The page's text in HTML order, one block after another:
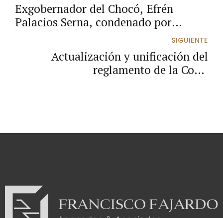
Exgobernador del Chocó, Efrén
Palacios Serna, condenado por
corrupción en sentencia de la Corte
Suprema
SIGUIENTE
Actualización y unificación del
reglamento de la Corte